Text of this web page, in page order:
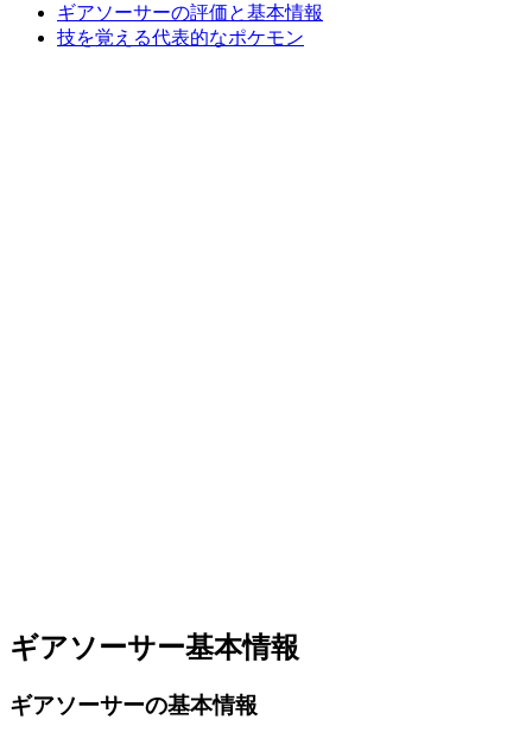
ギアソーサーの評価と基本情報
技を覚える代表的なポケモン
ギアソーサー基本情報
ギアソーサーの基本情報